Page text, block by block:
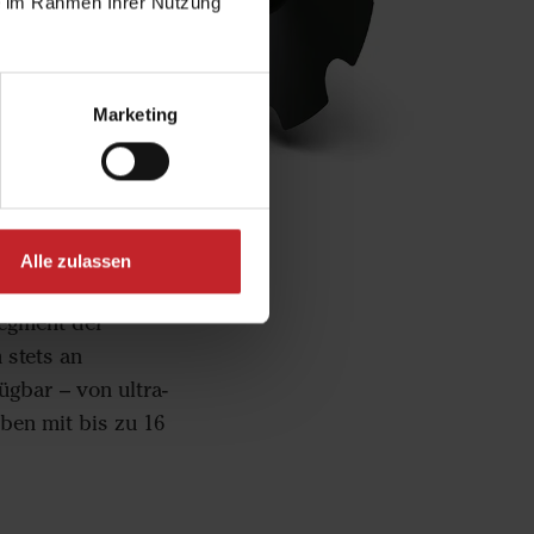
Marketing
Alle zulassen
der
stets an
– von ultra-
mit bis zu 16